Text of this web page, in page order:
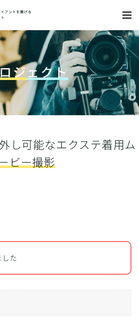
ジェクト
し可能なエクステ着用ム
ビー撮影
た